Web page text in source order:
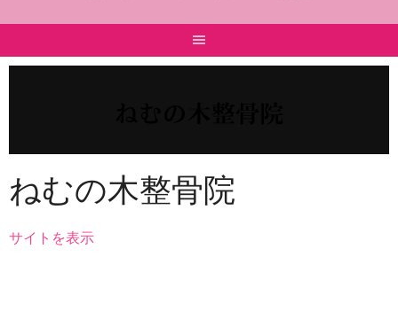
ねむの木整骨院
サイトを表示